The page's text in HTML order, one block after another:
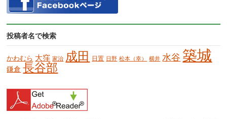
投稿者名で検索
かわむら 大窪 家治 成田 日置 日野 松本（幸） 横井 水谷 築城
鎌倉 長谷部